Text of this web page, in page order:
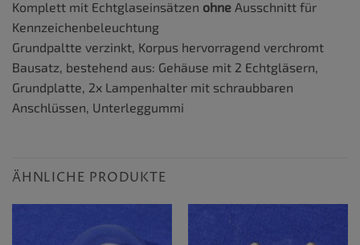
Komplett mit Echtglaseinsätzen ohne Ausschnitt für
Kennzeichenbeleuchtung
Grundpaltte verzinkt, Korpus hervorragend verchromt
Bausatz, bestehend aus: Gehäuse mit 2 Echtgläsern,
Grundplatte, 2x Lampenhalter mit schraubbaren
Anschlüssen, Unterleggummi
ÄHNLICHE PRODUKTE